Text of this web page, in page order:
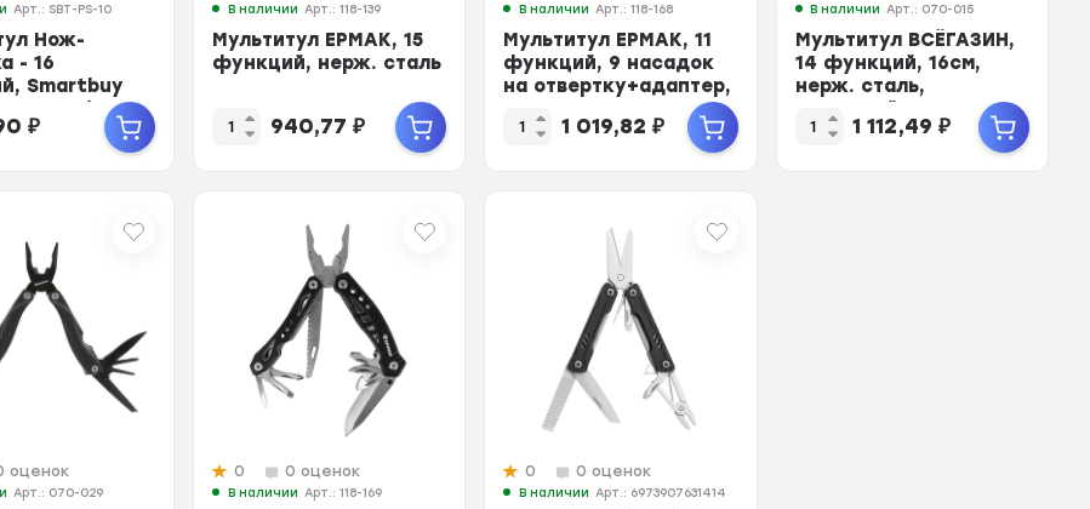
Арт.: SBT-PS-10
Нож-
- 16
Smartbuy
PS-10)
₽
В наличии Арт.: 118-139
Мультитул ЕРМАК, 15
функций, нерж. сталь
940,77 ₽
В наличии Арт.: 118-168
Мультитул ЕРМАК, 11
функций, 9 насадок
на отвертку+адаптер,
16.5см, аллюм., нер
1 019,82 ₽
В наличии Арт.: 070-015
Мультитул ВСЁГАЗИН,
14 функций, 16см,
нерж. сталь,
алюминий
1 112,49₽
оценок
Арт.: 070-029
0 0 оценок
В наличии Арт.: 118-169
0 0 оценок
В наличии Арт.: 6973907631414